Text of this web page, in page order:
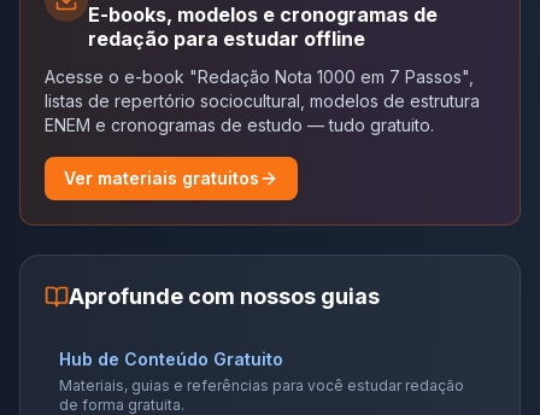
E-books, modelos e cronogramas de
redação para estudar offline
Acesse o e-book "Redação Nota 1000 em 7 Passos",
listas de repertório sociocultural, modelos de estrutura
ENEM e cronogramas de estudo — tudo gratuito.
Ver materiais gratuitos
Aprofunde com nossos guias
Hub de Conteúdo Gratuito
Materiais, guias e referências para você estudar redação
de forma gratuita.